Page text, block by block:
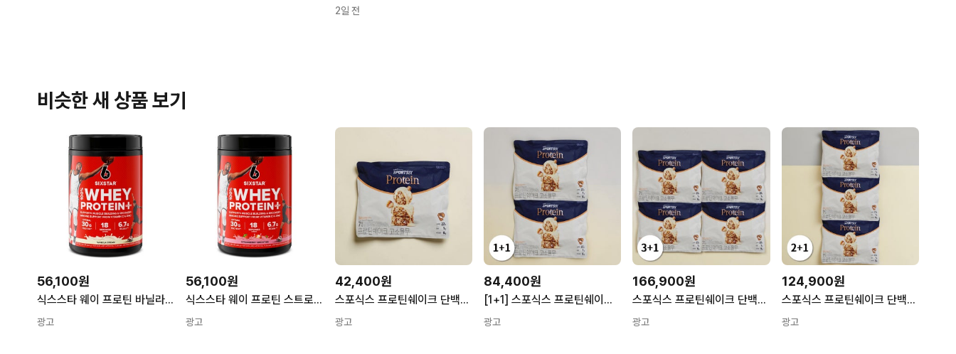
2일 전
비슷한 새 상품 보기
56,100원
식스스타 웨이 프로틴 바닐라 크림 821 g
광고
56,100원
식스스타 웨이 프로틴 스트로베리 스무디 816 g
광고
42,400원
스포식스 프로틴쉐이크 단백질쉐이크 고소율무 7포 1세트
광고
84,400원
[1+1] 스포식스 프로틴쉐이크 단백질쉐이크 고소율무 7포 2세트
광고
166,900원
스포식스 프로틴쉐이크 단백질쉐이크 고소율무 7포 4세트
광고
124,900원
스포식스 프로틴쉐이크 단백질쉐이크 고소율무 7포 3세트
광고